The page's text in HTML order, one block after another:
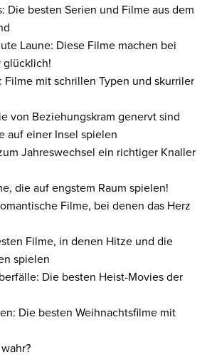
Die besten Serien und Filme aus dem
Laune: Diese Filme machen bei
glücklich!
Filme mit schrillen Typen und skurriler
von Beziehungskram genervt sind
auf einer Insel spielen
Jahreswechsel ein richtiger Knaller
die auf engstem Raum spielen!
Filme, bei denen das Herz
Filme, in denen Hitze und die
spielen
Die besten Heist-Movies der
Die besten Weihnachtsfilme mit